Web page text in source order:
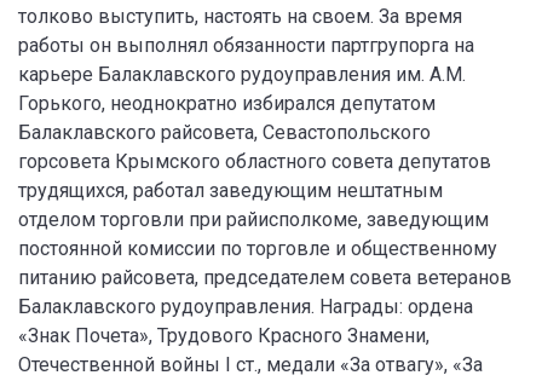
толково выступить, настоять на своем. За время
работы он выполнял обязанности партгрупорга на
карьере Балаклавского рудоуправления им. А.М.
Горького, неоднократно избирался депутатом
Балаклавского райсовета, Севастопольского
горсовета Крымского областного совета депутатов
трудящихся, работал заведующим нештатным
отделом торговли при райисполкоме, заведующим
постоянной комиссии по торговле и общественному
питанию райсовета, председателем совета ветеранов
Балаклавского рудоуправления. Награды: ордена
«Знак Почета», Трудового Красного Знамени,
Отечественной войны I ст., медали «За отвагу», «За